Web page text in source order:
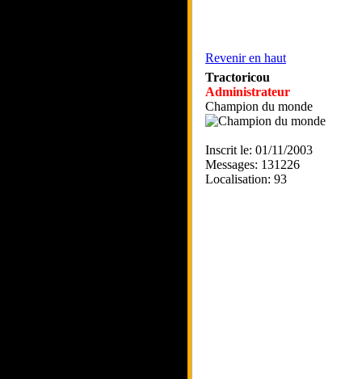
Revenir en haut
Tractoricou
Administrateur
Champion du monde
Inscrit le: 01/11/2003
Messages: 131226
Localisation: 93